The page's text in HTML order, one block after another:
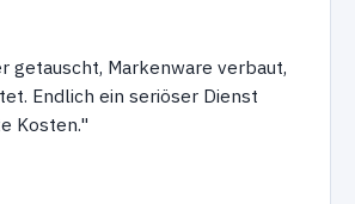
getauscht, Markenware verbaut,
Endlich ein seriöser Dienst
Kosten."